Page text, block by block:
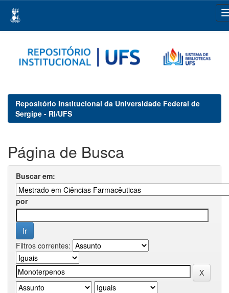
navigation
Repositório Institucional da Universidade Federal de
Sergipe - RI/UFS
Página de Busca
Buscar em:
por
Filtros correntes: